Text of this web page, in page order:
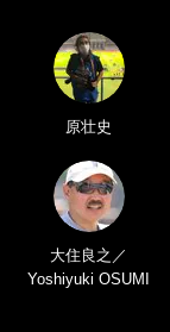
原壮史
大住良之／
Yoshiyuki OSUMI